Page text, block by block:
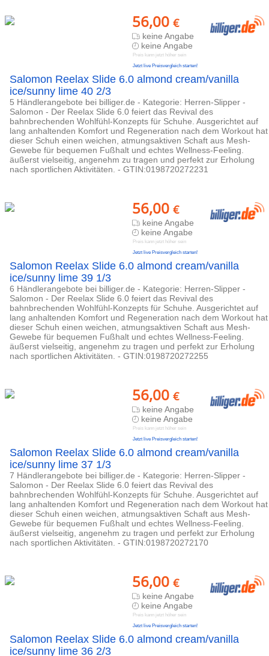
56,00 €
keine Angabe
keine Angabe
Preis kann jetzt höher sein
Jetzt live Preisvergleich starten!
Salomon Reelax Slide 6.0 almond cream/vanilla
ice/sunny lime 40 2/3
5 Händlerangebote bei billiger.de - Kategorie: Herren-Slipper -
Salomon - Der Reelax Slide 6.0 feiert das Revival des
bahnbrechenden Wohlfühl-Konzepts für Schuhe. Ausgerichtet auf
lang anhaltenden Komfort und Regeneration nach dem Workout hat
dieser Schuh einen weichen, atmungsaktiven Schaft aus Mesh-
Gewebe für bequemen Fußhalt und echtes Wellness-Feeling.
äußerst vielseitig, angenehm zu tragen und perfekt zur Erholung
nach sportlichen Aktivitäten. - GTIN:0198720272231
56,00 €
keine Angabe
keine Angabe
Preis kann jetzt höher sein
Jetzt live Preisvergleich starten!
Salomon Reelax Slide 6.0 almond cream/vanilla
ice/sunny lime 39 1/3
6 Händlerangebote bei billiger.de - Kategorie: Herren-Slipper -
Salomon - Der Reelax Slide 6.0 feiert das Revival des
bahnbrechenden Wohlfühl-Konzepts für Schuhe. Ausgerichtet auf
lang anhaltenden Komfort und Regeneration nach dem Workout hat
dieser Schuh einen weichen, atmungsaktiven Schaft aus Mesh-
Gewebe für bequemen Fußhalt und echtes Wellness-Feeling.
äußerst vielseitig, angenehm zu tragen und perfekt zur Erholung
nach sportlichen Aktivitäten. - GTIN:0198720272255
56,00 €
keine Angabe
keine Angabe
Preis kann jetzt höher sein
Jetzt live Preisvergleich starten!
Salomon Reelax Slide 6.0 almond cream/vanilla
ice/sunny lime 37 1/3
7 Händlerangebote bei billiger.de - Kategorie: Herren-Slipper -
Salomon - Der Reelax Slide 6.0 feiert das Revival des
bahnbrechenden Wohlfühl-Konzepts für Schuhe. Ausgerichtet auf
lang anhaltenden Komfort und Regeneration nach dem Workout hat
dieser Schuh einen weichen, atmungsaktiven Schaft aus Mesh-
Gewebe für bequemen Fußhalt und echtes Wellness-Feeling.
äußerst vielseitig, angenehm zu tragen und perfekt zur Erholung
nach sportlichen Aktivitäten. - GTIN:0198720272170
56,00 €
keine Angabe
keine Angabe
Preis kann jetzt höher sein
Jetzt live Preisvergleich starten!
Salomon Reelax Slide 6.0 almond cream/vanilla
ice/sunny lime 36 2/3